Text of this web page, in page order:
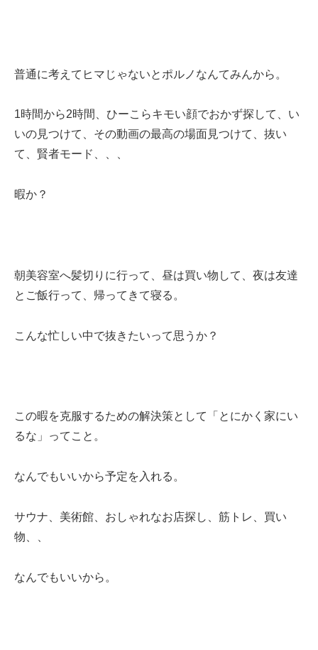
普通に考えてヒマじゃないとポルノなんてみんから。
1時間から2時間、ひーこらキモい顔でおかず探して、い
いの見つけて、その動画の最高の場面見つけて、抜い
て、賢者モード、、、
暇か？
朝美容室へ髪切りに行って、昼は買い物して、夜は友達
とご飯行って、帰ってきて寝る。
こんな忙しい中で抜きたいって思うか？
この暇を克服するための解決策として「とにかく家にい
るな」ってこと。
なんでもいいから予定を入れる。
サウナ、美術館、おしゃれなお店探し、筋トレ、買い
物、、
なんでもいいから。